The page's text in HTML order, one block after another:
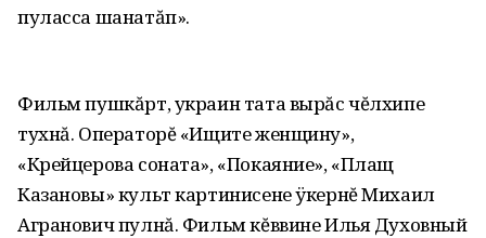
пуласса шанатăп».
Фильм пушкăрт, украин тата вырăс чĕлхипе
тухнă. Операторĕ «Ищите женщину»,
«Крейцерова соната», «Покаяние», «Плащ
Казановы» культ картинисене ÿкернĕ Михаил
Агранович пулнă. Фильм кĕввине Илья Духовный